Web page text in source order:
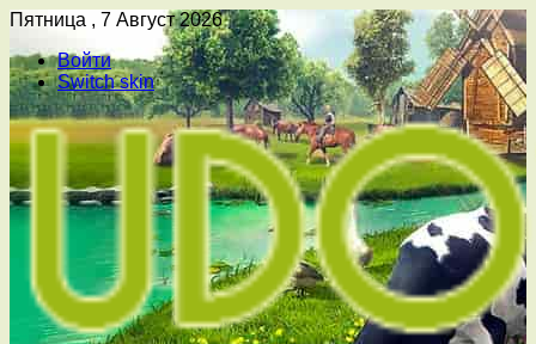
Пятница , 7 Август 2026
Войти
Switch skin